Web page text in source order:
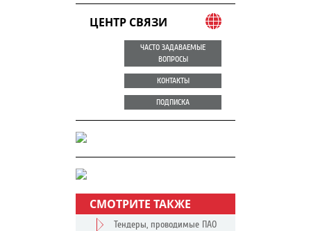
ЦЕНТР СВЯЗИ
ЧАСТО ЗАДАВАЕМЫЕ
ВОПРОСЫ
КОНТАКТЫ
ПОДПИСКА
СМОТРИТЕ ТАКЖЕ
Тендеры, проводимые ПАО